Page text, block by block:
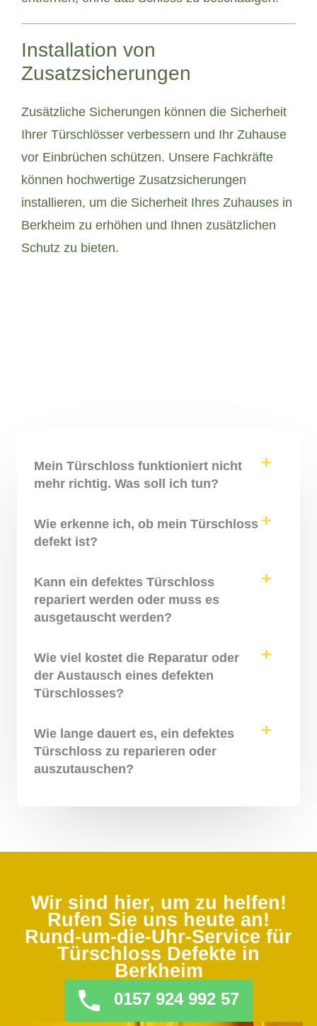
Installation von
Zusatzsicherungen
Zusätzliche Sicherungen können die Sicherheit
Ihrer Türschlösser verbessern und Ihr Zuhause
vor Einbrüchen schützen. Unsere Fachkräfte
können hochwertige Zusatzsicherungen
installieren, um die Sicherheit Ihres Zuhauses in
Berkheim zu erhöhen und Ihnen zusätzlichen
Schutz zu bieten.
Mein Türschloss funktioniert nicht
mehr richtig. Was soll ich tun?
Wie erkenne ich, ob mein Türschloss
defekt ist?
Kann ein defektes Türschloss
repariert werden oder muss es
ausgetauscht werden?
Wie viel kostet die Reparatur oder
der Austausch eines defekten
Türschlosses?
Wie lange dauert es, ein defektes
Türschloss zu reparieren oder
auszutauschen?
Wir sind hier, um zu helfen!
Rufen Sie uns heute an!
Rund-um-die-Uhr-Service für
Türschloss Defekte in
Berkheim
0157 924 992 57